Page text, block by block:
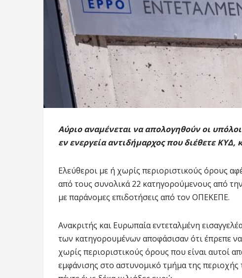
Αύριο αναμένεται να απολογηθούν οι
εν ενεργεία αντιδήμαρχος που διέθετε ΚΥΔ,
Ελεύθεροι με ή χωρίς περιοριστικούς όρους
από τους συνολικά 22 κατηγορούμενους από
με παράνομες επιδοτήσεις από τον ΟΠΕΚΕΠΕ.
Ανακριτής και Ευρωπαία εντεταλμένη
των κατηγορουμένων αποφάσισαν ότι έπρεπε
χωρίς περιοριστικούς όρους που είναι αυτοί
εμφάνισης στο αστυνομικό τμήμα της